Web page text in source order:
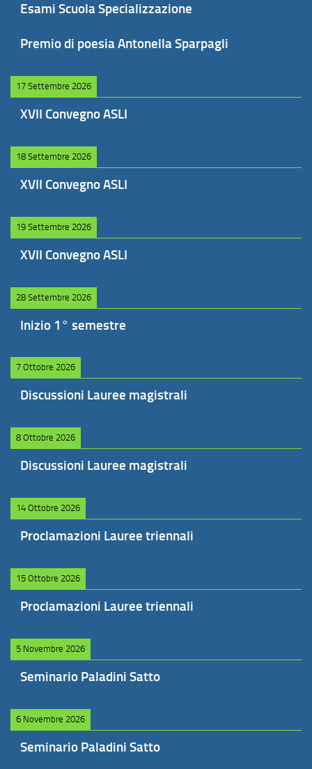
Esami Scuola Specializzazione
Premio di poesia Antonella Sparpagli
17 Settembre 2026
XVII Convegno ASLI
18 Settembre 2026
XVII Convegno ASLI
19 Settembre 2026
XVII Convegno ASLI
28 Settembre 2026
Inizio 1° semestre
7 Ottobre 2026
Discussioni Lauree magistrali
8 Ottobre 2026
Discussioni Lauree magistrali
14 Ottobre 2026
Proclamazioni Lauree triennali
15 Ottobre 2026
Proclamazioni Lauree triennali
5 Novembre 2026
Seminario Paladini Satto
6 Novembre 2026
Seminario Paladini Satto